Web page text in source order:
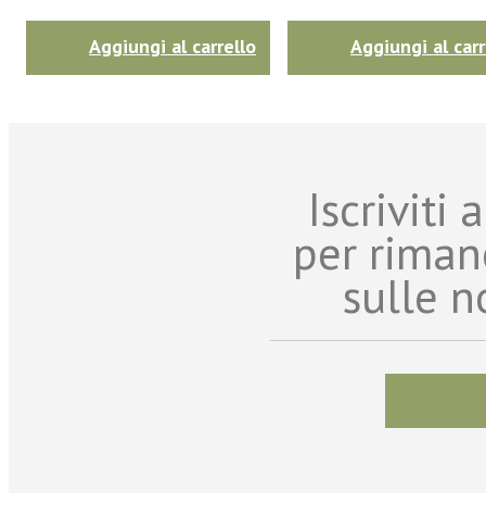
Aggiungi al carrello Aggiungi al
Iscriviti
per
sulle